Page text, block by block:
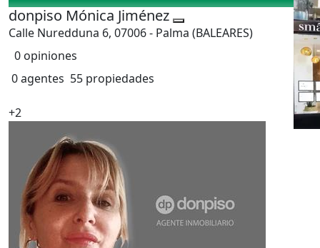
donpiso Mónica Jiménez
Calle Nuredduna 6, 07006 - Palma (BALEARES)
0 opiniones
0 agentes 55 propiedades
+2